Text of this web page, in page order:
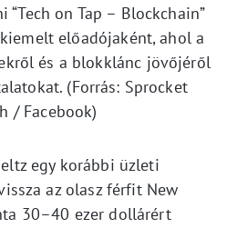
“Tech on Tap – Blockchain”
előadójaként, ahol a
és a blokklánc jövőjéről
(Forrás: Sprocket
/ Facebook)
egy korábbi üzleti
az olasz férfit New
30–40 ezer dollárért